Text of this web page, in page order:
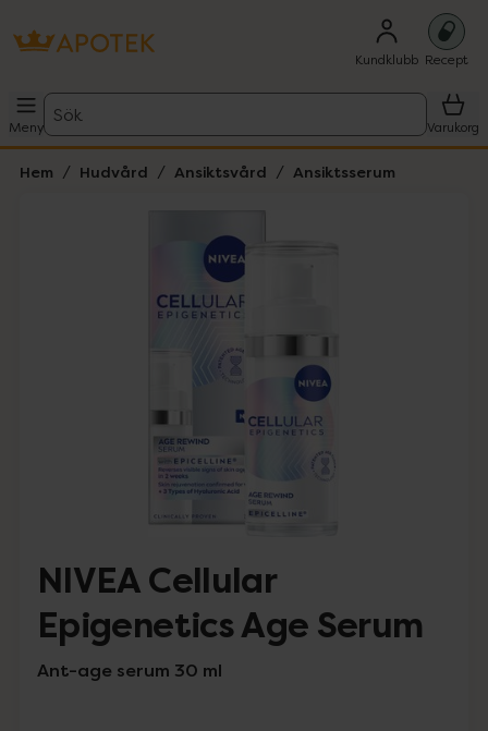
Kundklubb Recept
Meny
Sök
Varukorg
Hem Hudvård Ansiktsvård Ansiktsserum
Lista: . Innehåller 2 objekt.
NIVEA Cellular
Epigenetics Age Serum
Ant-age serum 30 ml